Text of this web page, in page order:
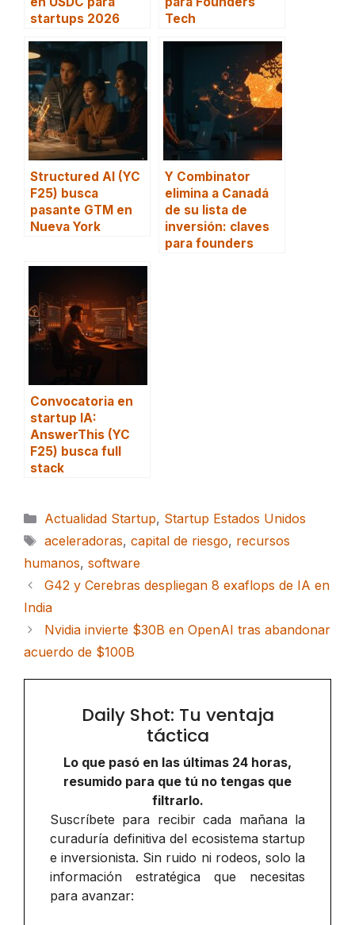
startups 2026
Tech
Structured AI (YC
F25) busca
pasante GTM en
Nueva York
Y Combinator
elimina a Canadá
de su lista de
inversión: claves
para founders
Convocatoria en
startup IA:
AnswerThis (YC
F25) busca full
stack
Categorías
Actualidad Startup, Startup Estados Unidos
Etiquetas
aceleradoras, capital de riesgo, recursos
humanos, software
G42 y Cerebras despliegan 8 exaflops de IA en
India
Nvidia invierte $30B en OpenAI tras abandonar
acuerdo de $100B
Daily Shot: Tu ventaja
táctica
Lo que pasó en las últimas 24 horas,
resumido para que tú no tengas que
filtrarlo.
Suscríbete para recibir cada mañana la
curaduría definitiva del ecosistema startup
e inversionista. Sin ruido ni rodeos, solo la
información estratégica que necesitas
para avanzar: